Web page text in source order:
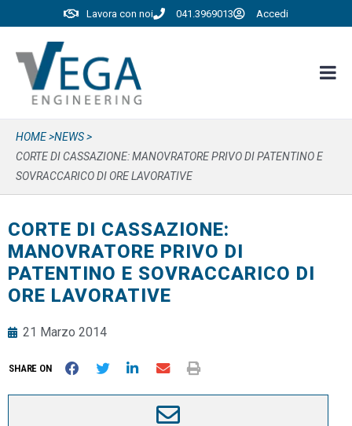
Lavora con noi 041.3969013 Accedi
HOME >NEWS >
CORTE DI CASSAZIONE: MANOVRATORE PRIVO DI PATENTINO E
SOVRACCARICO DI ORE LAVORATIVE
CORTE DI CASSAZIONE:
MANOVRATORE PRIVO DI
PATENTINO E SOVRACCARICO DI
ORE LAVORATIVE
21 Marzo 2014
SHARE ON